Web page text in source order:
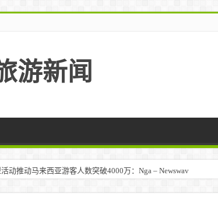
游新闻
动推动马来西亚游客人数突破4000万：Nga – Newswav